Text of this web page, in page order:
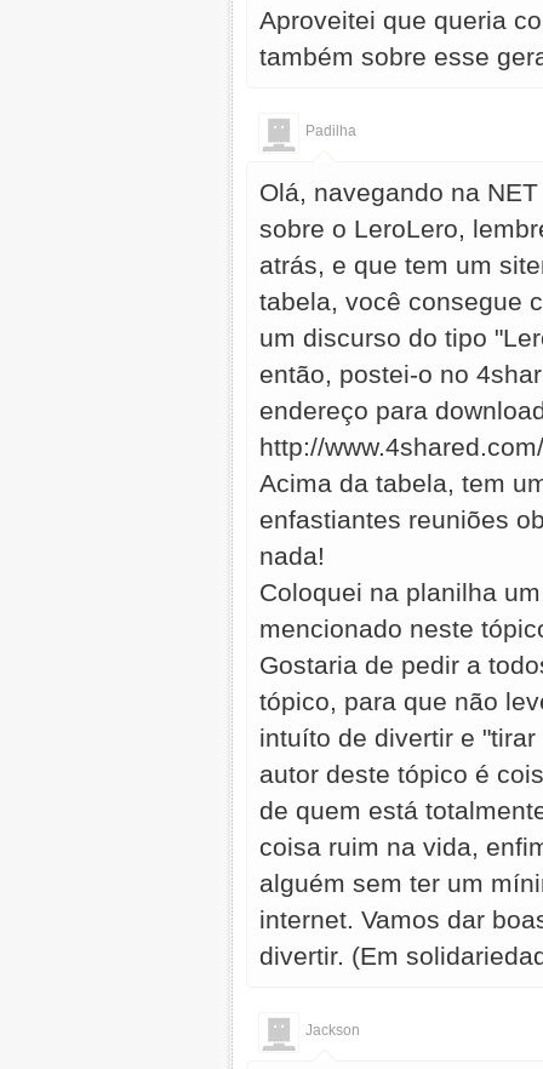
Aproveitei que queria
também sobre esse
Padilha
Olá, navegando na
sobre o LeroLero,
atrás, e que tem um
tabela, você consegue
um discurso do tipo
então, postei-o no
endereço para
http://
Acima da tabela, tem
enfastiantes reuniões
nada!
Coloquei na planilha
mencionado neste
Gostaria de pedir a
tópico, para que não
intuíto de divertir e
autor deste tópico é
de quem está
coisa ruim na vida,
alguém sem ter um
internet. Vamos dar
divertir. (Em
Jackson